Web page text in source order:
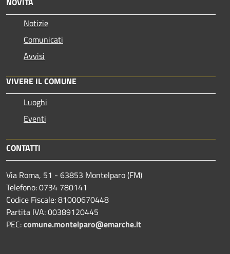
Notizie
Comunicati
Avvisi
VIVERE IL COMUNE
Luoghi
Eventi
CONTATTI
Via Roma, 51 - 63853 Montelparo (FM)
Telefono: 0734 780141
Codice Fiscale: 81000670448
Partita IVA: 00389120445
PEC:comune.montelparo@emarche.it